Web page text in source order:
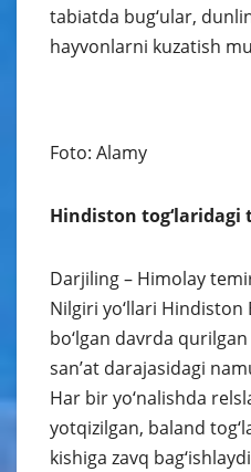
tabiatda bug‘ular,
hayvonlarni kuzatish
Foto: Alamy
Hindiston tog‘laridagi
Darjiling – Himolay
Nilgiri yo‘llari
bo‘lgan davrda
san’at darajasidagi
Har bir yo‘nalishda
yotqizilgan, baland
kishiga zavq